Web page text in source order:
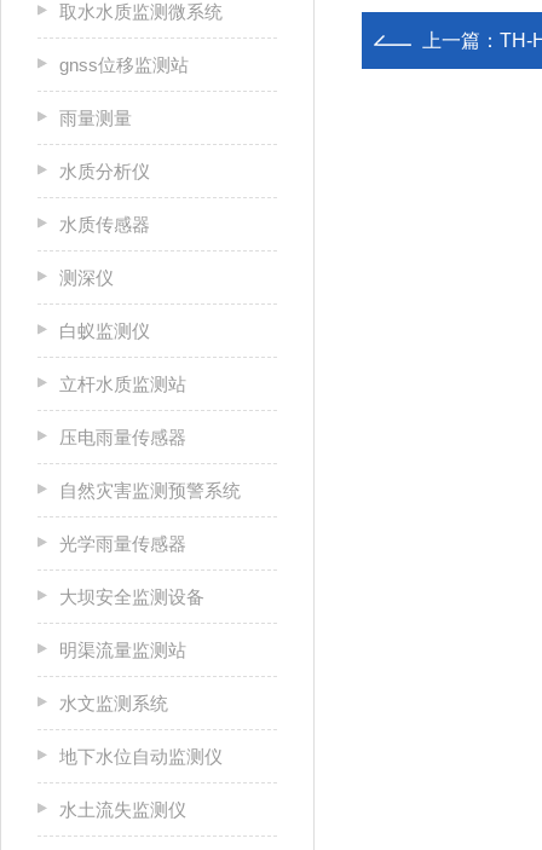
取水水质监测微系统
gnss位移监测站
雨量测量
水质分析仪
水质传感器
测深仪
白蚁监测仪
立杆水质监测站
压电雨量传感器
自然灾害监测预警系统
光学雨量传感器
大坝安全监测设备
明渠流量监测站
水文监测系统
地下水位自动监测仪
水土流失监测仪
上一篇： TH-